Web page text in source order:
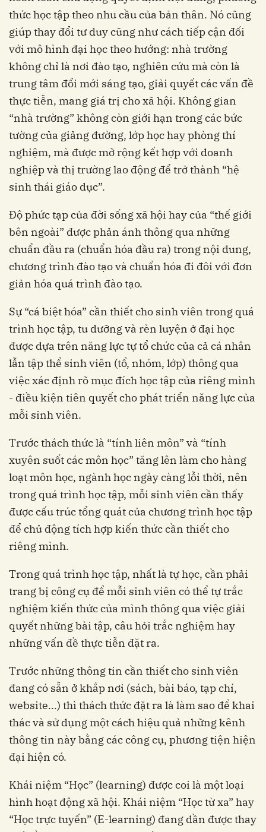
thức học tập theo nhu cầu của bản thân. Nó cũng
giúp thay đổi tư duy cũng như cách tiếp cận đối
với mô hình đại học theo hướng: nhà trường
không chỉ là nơi đào tạo, nghiên cứu mà còn là
trung tâm đổi mới sáng tạo, giải quyết các vấn đề
thực tiễn, mang giá trị cho xã hội. Không gian
“nhà trường” không còn giới hạn trong các bức
tường của giảng đường, lớp học hay phòng thí
nghiệm, mà được mở rộng kết hợp với doanh
nghiệp và thị trường lao động để trở thành “hệ
sinh thái giáo dục”.
Độ phức tạp của đời sống xã hội hay của “thế giới
bên ngoài” được phản ánh thông qua những
chuẩn đầu ra (chuẩn hóa đầu ra) trong nội dung,
chương trình đào tạo và chuẩn hóa đi đôi với đơn
giản hóa quá trình đào tạo.
Sự “cá biệt hóa” cần thiết cho sinh viên trong quá
trình học tập, tu dưỡng và rèn luyện ở đại học
được dựa trên năng lực tự tổ chức của cả cá nhân
lẫn tập thể sinh viên (tổ, nhóm, lớp) thông qua
việc xác định rõ mục đích học tập của riêng mình
- điều kiện tiên quyết cho phát triển năng lực của
mỗi sinh viên.
Trước thách thức là “tính liên môn” và “tính
xuyên suốt các môn học” tăng lên làm cho hàng
loạt môn học, ngành học ngày càng lỗi thời, nên
trong quá trình học tập, mỗi sinh viên cần thấy
được cấu trúc tổng quát của chương trình học tập
để chủ động tích hợp kiến thức cần thiết cho
riêng mình.
Trong quá trình học tập, nhất là tự học, cần phải
trang bị công cụ để mỗi sinh viên có thể tự trắc
nghiệm kiến thức của mình thông qua việc giải
quyết những bài tập, câu hỏi trắc nghiệm hay
những vấn đề thực tiễn đặt ra.
Trước những thông tin cần thiết cho sinh viên
đang có sẵn ở khắp nơi (sách, bài báo, tạp chí,
website...) thì thách thức đặt ra là làm sao để khai
thác và sử dụng một cách hiệu quả những kênh
thông tin này bằng các công cụ, phương tiện hiện
đại hiện có.
Khái niệm “Học” (learning) được coi là một loại
hình hoạt động xã hội. Khái niệm “Học từ xa” hay
“Học trực tuyến” (E-learning) đang dần được thay